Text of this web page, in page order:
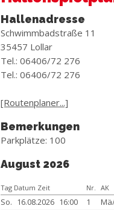
Hallenadresse
Schwimmbadstraße 11
35457 Lollar
Tel.: 06406/72 276
Tel.: 06406/72 276
[Routenplaner...]
Bemerkungen
Parkplätze: 100
August 2026
Tag Datum Zeit Nr. AK
So. 16.08.2026 16:00 1